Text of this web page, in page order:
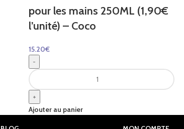
pour les mains 250ML (1,90€
l’unité) – Coco
15.20€
-
+
Ajouter au panier